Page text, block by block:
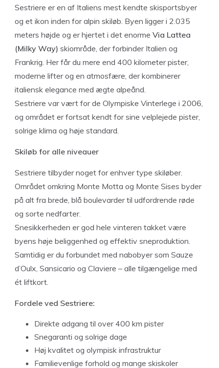
Sestriere er en af Italiens mest kendte skisportsbyer
og et ikon inden for alpin skiløb. Byen ligger i 2.035
meters højde og er hjertet i det enorme Via Lattea
(Milky Way) skiområde, der forbinder Italien og
Frankrig. Her får du mere end 400 kilometer pister,
moderne lifter og en atmosfære, der kombinerer
italiensk elegance med ægte alpeånd.
Sestriere var vært for de Olympiske Vinterlege i 2006,
og området er fortsat kendt for sine velplejede pister,
solrige klima og høje standard.
Skiløb for alle niveauer
Sestriere tilbyder noget for enhver type skiløber.
Området omkring Monte Motta og Monte Sises byder
på alt fra brede, blå boulevarder til udfordrende røde
og sorte nedfarter.
Snesikkerheden er god hele vinteren takket være
byens høje beliggenhed og effektiv sneproduktion.
Samtidig er du forbundet med nabobyer som Sauze
d’Oulx, Sansicario og Claviere – alle tilgængelige med
ét liftkort.
Fordele ved Sestriere:
Direkte adgang til over 400 km pister
Snegaranti og solrige dage
Høj kvalitet og olympisk infrastruktur
Familievenlige forhold og mange skiskoler